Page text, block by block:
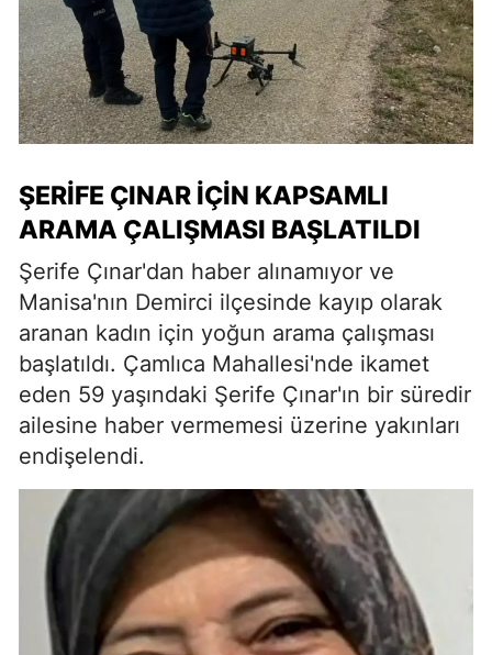
ŞERİFE ÇINAR İÇİN KAPSAMLI
ARAMA ÇALIŞMASI BAŞLATILDI
Şerife Çınar'dan haber alınamıyor ve
Manisa'nın Demirci ilçesinde kayıp olarak
aranan kadın için yoğun arama çalışması
başlatıldı. Çamlıca Mahallesi'nde ikamet
eden 59 yaşındaki Şerife Çınar'ın bir süredir
ailesine haber vermemesi üzerine yakınları
endişelendi.